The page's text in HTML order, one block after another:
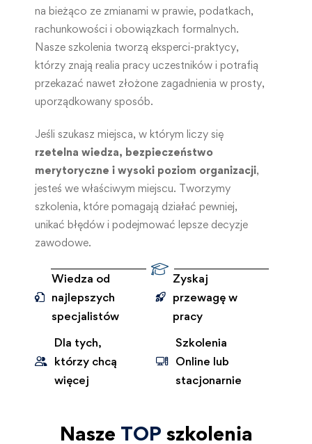
na bieżąco ze zmianami w prawie, podatkach,
rachunkowości i obowiązkach formalnych.
Nasze szkolenia tworzą eksperci-praktycy,
którzy znają realia pracy uczestników i potrafią
przekazać nawet złożone zagadnienia w prosty,
uporządkowany sposób.
Jeśli szukasz miejsca, w którym liczy się
rzetelna wiedza, bezpieczeństwo
merytoryczne i wysoki poziom organizacji,
jesteś we właściwym miejscu. Tworzymy
szkolenia, które pomagają działać pewniej,
unikać błędów i podejmować lepsze decyzje
zawodowe.
Wiedza od
najlepszych
specjalistów
Zyskaj
przewagę w
pracy
Dla tych,
którzy chcą
więcej
Szkolenia
Online lub
stacjonarnie
Nasze TOP szkolenia